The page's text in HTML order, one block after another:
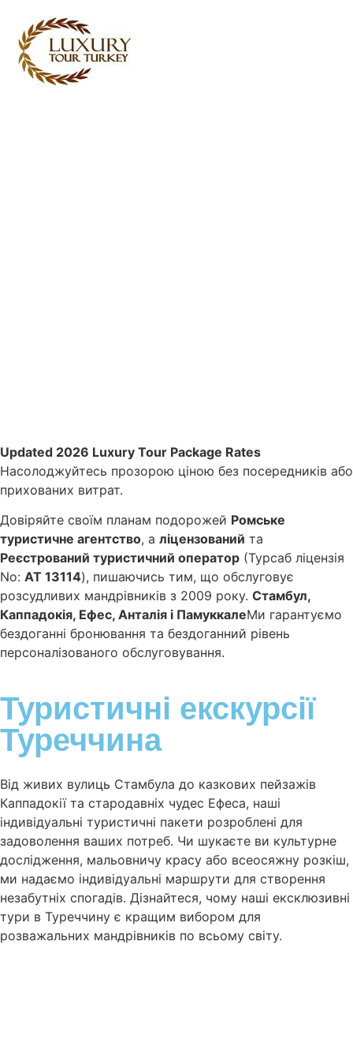
Updated 2026 Luxury Tour Package Rates
Насолоджуйтесь прозорою ціною без посередників або
прихованих витрат.
Довіряйте своїм планам подорожей Ромське
туристичне агентство, а ліцензований та
Реєстрований туристичний оператор (Турсаб ліцензія
No: АТ 13114), пишаючись тим, що обслуговує
розсудливих мандрівників з 2009 року. Стамбул,
Каппадокія, Ефес, Анталія і ПамуккалеМи гарантуємо
бездоганні бронювання та бездоганний рівень
персоналізованого обслуговування.
Туристичні екскурсії
Туреччина
Від живих вулиць Стамбула до казкових пейзажів
Каппадокії та стародавніх чудес Ефеса, наші
індивідуальні туристичні пакети розроблені для
задоволення ваших потреб. Чи шукаєте ви культурне
дослідження, мальовничу красу або всеосяжну розкіш,
ми надаємо індивідуальні маршрути для створення
незабутніх спогадів. Дізнайтеся, чому наші ексклюзивні
тури в Туреччину є кращим вибором для
розважальних мандрівників по всьому світу.